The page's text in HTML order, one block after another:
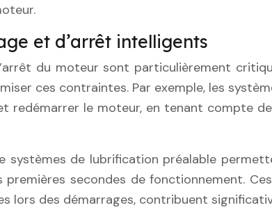
et d’arrêt intelligents
du moteur sont particulièrement
ces contraintes. Par exemple, les
redémarrer le moteur, en tenant compte
systèmes de lubrification préalable
secondes de fonctionnement.
lors des démarrages, contribuent